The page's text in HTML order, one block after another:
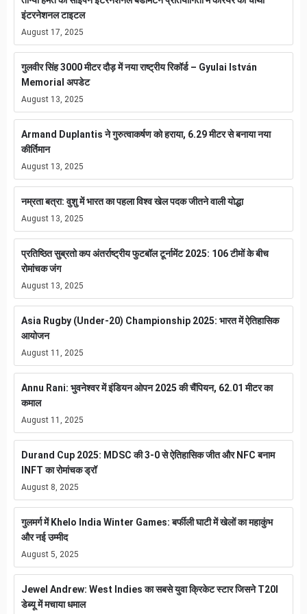
इंटरनेशनल टाइटल
August 17, 2025
गुलवीर सिंह 3000 मीटर दौड़ में नया राष्ट्रीय रिकॉर्ड – Gyulai István
Memorial अपडेट
August 13, 2025
Armand Duplantis ने गुरुत्वाकर्षण को हराया, 6.29 मीटर से बनाया नया
कीर्तिमान
August 13, 2025
नम्रता बत्रा: वुशु में भारत का पहला विश्व खेल पदक जीतने वाली योद्धा
August 13, 2025
प्रतिष्ठित सुब्रतो कप अंतर्राष्ट्रीय फुटबॉल टूर्नामेंट 2025: 106 टीमों के बीच
रोमांचक जंग
August 13, 2025
Asia Rugby (Under-20) Championship 2025: भारत में ऐतिहासिक
आयोजन
August 11, 2025
Annu Rani: भुवनेश्वर में इंडियन ओपन 2025 की चैंपियन, 62.01 मीटर का
कमाल
August 11, 2025
Durand Cup 2025: MDSC की 3-0 से ऐतिहासिक जीत और NFC बनाम
INFT का रोमांचक ड्रॉ
August 8, 2025
गुलमर्ग में Khelo India Winter Games: बर्फीली घाटी में खेलों का महाकुंभ
और नई उम्मीद
August 5, 2025
Jewel Andrew: West Indies का सबसे युवा क्रिकेट स्टार जिसने T20I
डेब्यू में मचाया धमाल